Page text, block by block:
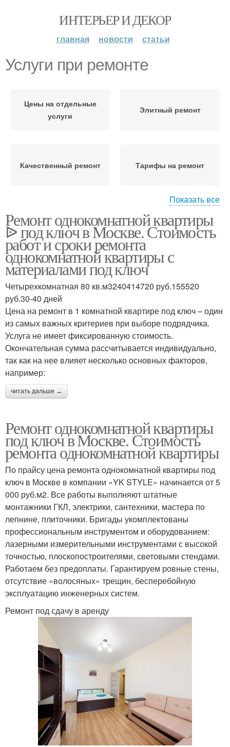
ИНТЕРЬЕР И ДЕКОР
главная новости статьи
Услуги при ремонте
Цены на отдельные
услуги
Элитный ремонт
Качественный ремонт Тарифы на ремонт
Ремонт в новостройке Денег на ремонт
Ремонт в
однокомнатной
квартире
Показать все
Ремонт однокомнатной квартиры
ᐉ под ключ в Москве. Стоимость
работ и сроки ремонта
однокомнатной квартиры с
материалами под ключ
Четырехкомнатная 80 кв.м3240414720 руб.155520
руб.30-40 дней
Цена на ремонт в 1 комнатной квартире под ключ – один
из самых важных критериев при выборе подрядчика.
Услуга не имеет фиксированную стоимость.
Окончательная сумма рассчитывается индивидуально,
так как на нее влияет несколько основных факторов,
например:
читать дальше →
Ремонт однокомнатной квартиры
под ключ в Москве. Стоимость
ремонта однокомнатной квартиры
По прайсу цена ремонта однокомнатной квартиры под
ключ в Москве в компании «YK STYLE» начинается от 5
000 руб.м2. Все работы выполняют штатные
монтажники ГКЛ, электрики, сантехники, мастера по
лепнине, плиточники. Бригады укомплектованы
профессиональным инструментом и оборудованием:
лазерными измерительными инструментами с высокой
точностью, плоскопостроителями, световыми стендами.
Работаем без предоплаты. Гарантируем ровные стены,
отсутствие «волосяных» трещин, бесперебойную
эксплуатацию инженерных систем.
Ремонт под сдачу в аренду